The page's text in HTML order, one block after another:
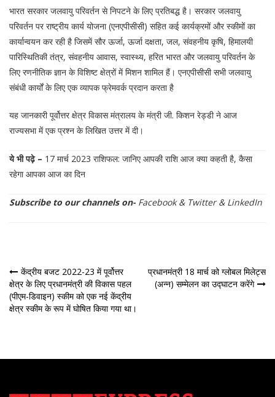
भारत सरकार जलवायु परिवर्तन से निपटने के लिए प्रतिबद्ध है। सरकार जलवायु
परिवर्तन पर राष्ट्रीय कार्य योजना (एनएपीसीसी) सहित कई कार्यक्रमों और स्कीमों का
कार्यान्वयन कर रही है जिसमें सौर ऊर्जा, ऊर्जा दक्षता, जल, संवहनीय कृषि, हिमालयी
पारिस्थितिकी तंत्र, संवहनीय आवास, स्वास्थ्य, हरित भारत और जलवायु परिवर्तन के
लिए रणनीतिक ज्ञान के विशिष्ट क्षेत्रों में मिशन शामिल हैं। एनएपीसीसी सभी जलवायु
संबंधी कार्यों के लिए एक व्यापक फ्रेमवर्क प्रदान करता है
यह जानकारी पूर्वोत्तर क्षेत्र विकास मंत्रालय के मंत्री जी. किशन रेड्डी ने आज
राज्यसभा में एक प्रश्न के लिखित उत्तर में दी।
ये भी पढ़े – 17 मार्च 2023 राशिफल: जानिए आपकी राशि आज क्या कहती है, कैसा
रहेगा आपका आज का दिन
Subscribe to our channels on- Facebook& Twitter& LinkedIn
पोस्ट
नेविगेशन
केंद्रीय बजट 2022-23 में पूर्वोत्तर
क्षेत्र के लिए प्रधानमंत्री की विकास पहल
(पीएम-डिवाइन) स्कीम को एक नई केंद्रीय
क्षेत्र स्कीम के रूप में घोषित किया गया था।
प्रधानमंत्री 18 मार्च को ग्लोबल मिलेट्स
(अन्न) सम्मेलन का उद्घाटन करेंगे